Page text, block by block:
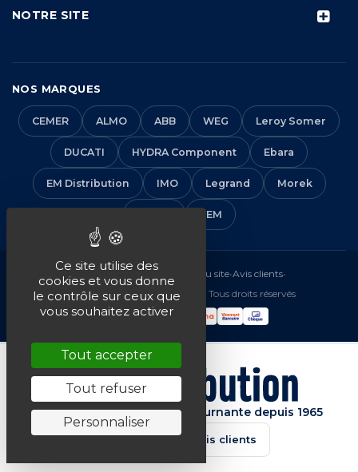
NOTRE SITE
NOS MARQUES
CEMER ALMO ABB WEG Leroy Somer
DUCATI HYDRA Component Ebara
EM Distribution IMO Legrand Morek
VEM
Mentions légales•CGV Plan du site•Avis clients•
© 2016-2026 EM Distribution - Tous droits réservés
Spécialiste de la machine tournante depuis 1965
★★★★★4.7/5 · Avis clients
Ce site utilise des
cookies et vous donne
le contrôle sur ceux que
vous souhaitez activer
Tout accepter
Tout refuser
Personnaliser